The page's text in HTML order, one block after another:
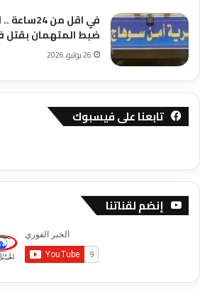
في اقل
ضبط المتهمان بقتل
26 يوليو، 2026
تابعنا على فيسبوك
إنضم لقناتنا